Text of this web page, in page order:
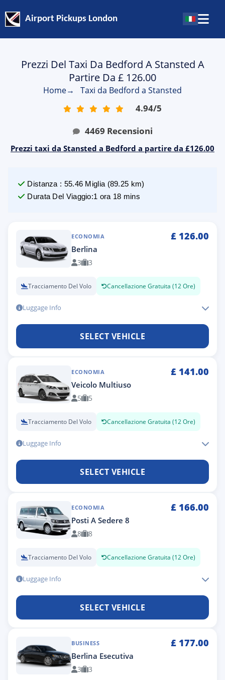
Airport Pickups London
Prezzi Del Taxi Da Bedford A Stansted A
Partire Da £ 126.00
Home→ Taxi da Bedford a Stansted
4.94/5
4469 Recensioni
Prezzi taxi da Stansted a Bedford a partire da £126.00
Distanza : 55.46 Miglia (89.25 km)
Durata Del Viaggio:1 ora 18 mins
ECONOMIA £ 126.00
Berlina
3 3
Tracciamento Del Volo Cancellazione Gratuita (12 Ore)
Luggage Info
SELECT VEHICLE
ECONOMIA £ 141.00
Veicolo Multiuso
5 5
Tracciamento Del Volo Cancellazione Gratuita (12 Ore)
Luggage Info
SELECT VEHICLE
ECONOMIA £ 166.00
Posti A Sedere 8
8 8
Tracciamento Del Volo Cancellazione Gratuita (12 Ore)
Luggage Info
SELECT VEHICLE
BUSINESS £ 177.00
Berlina Esecutiva
3 3